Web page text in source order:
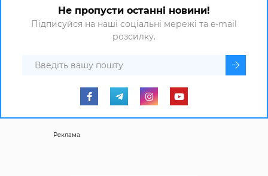
Не пропусти останні новини!
Підписуйся на наші соціальні мережі та e-mail
розсилку.
Реклама